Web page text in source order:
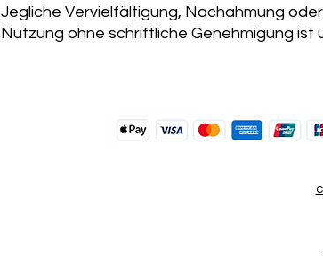
Jegliche Vervielfältigung, Nachahmung
Nutzung ohne schriftliche Genehmigung ist